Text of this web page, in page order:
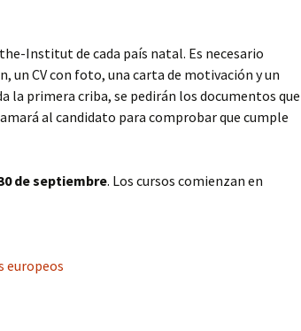
Institut de cada país natal. Es necesario
un CV con foto, una carta de motivación y un
la primera criba, se pedirán los documentos que
al candidato para comprobar que cumple
de septiembre. Los cursos comienzan en
europeos